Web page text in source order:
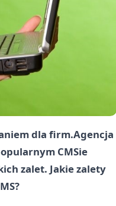
dla firm.Agencja
CMSie
zalet. Jakie zalety